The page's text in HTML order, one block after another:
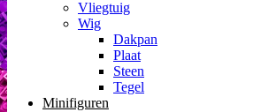
Vliegtuig
Wig
Dakpan
Plaat
Steen
Tegel
Minifiguren